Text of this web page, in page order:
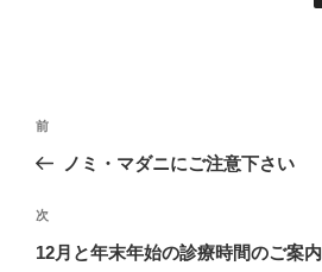
投
ビ
ゲ
過
去
投
稿
前
ノミ・マダニにご注意下さい
次
の
次
12月と年末年始の診療時間のご案内